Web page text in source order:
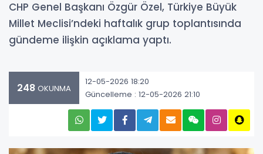
CHP Genel Başkanı Özgür Özel, Türkiye Büyük
Millet Meclisi’ndeki haftalık grup toplantısında
gündeme ilişkin açıklama yaptı.
248 OKUNMA
12-05-2026 18:20
Güncelleme : 12-05-2026 21:10